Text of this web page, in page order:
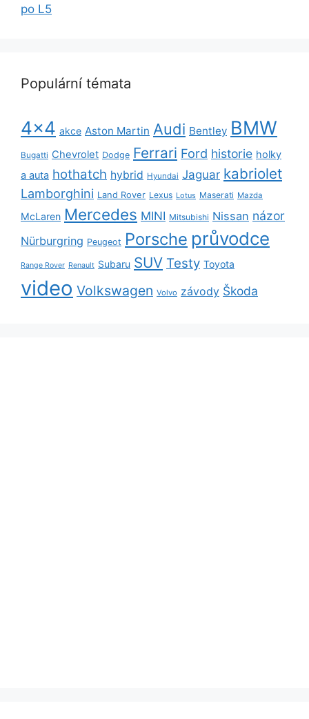
po L5
Populární témata
4x4 akce Aston Martin Audi Bentley BMW
Bugatti Chevrolet Dodge Ferrari Ford historie holky
a auta hothatch hybrid Hyundai Jaguar kabriolet
Lamborghini Land Rover Lexus Lotus Maserati Mazda
McLaren Mercedes MINI Mitsubishi Nissan názor
Nürburgring Peugeot Porsche průvodce
Range Rover Renault Subaru SUV Testy Toyota
video Volkswagen Volvo závody Škoda